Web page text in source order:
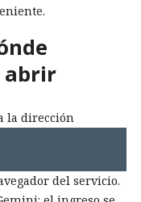
abrir
la dirección
del servicio.